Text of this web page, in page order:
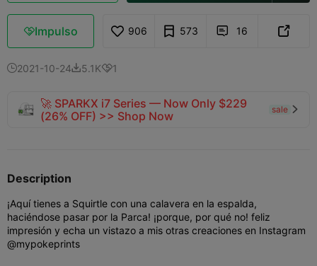
Impulso 906 573  16 
2021-10-245.1K1
🚀 SPARKX i7 Series — Now Only $229
(26% OFF) >> Shop Now
sale 
Description
¡Aquí tienes a Squirtle con una calavera en la espalda,
haciéndose pasar por la Parca! ¡porque, por qué no! feliz
impresión y echa un vistazo a mis otras creaciones en Instagram
@mypokeprints